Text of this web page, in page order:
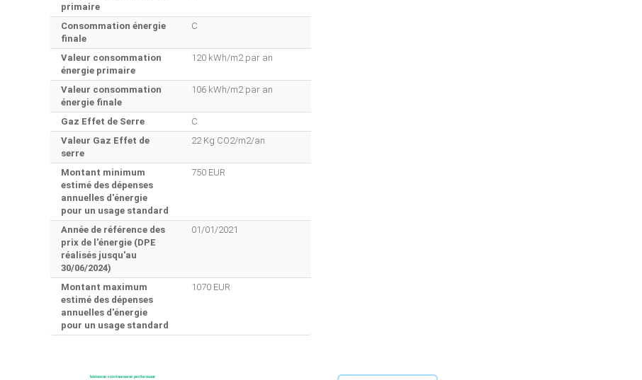
primaire
Consommation énergie
finale
C
Valeur consommation
énergie primaire
120 kWh/m2 par an
Valeur consommation
énergie finale
106 kWh/m2 par an
Gaz Effet de Serre
C
Valeur Gaz Effet de
serre
22 Kg CO2/m2/an
Montant minimum
estimé des dépenses
annuelles d'énergie
pour un usage standard
750 EUR
Année de référence des
prix de l'énergie (DPE
réalisés jusqu'au
30/06/2024)
01/01/2021
Montant maximum
estimé des dépenses
annuelles d'énergie
pour un usage standard
1070 EUR